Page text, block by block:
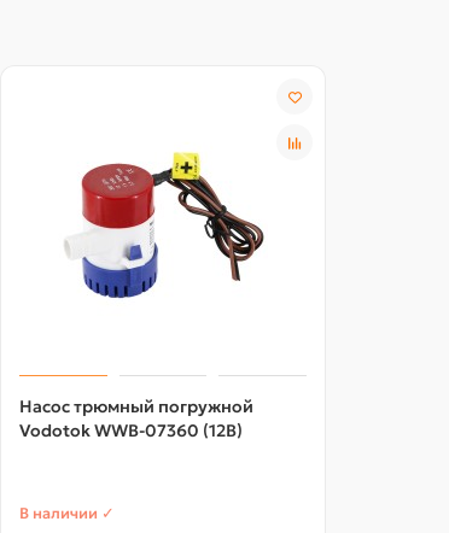
Насос трюмный погружной
Vodotok WWB-07360 (12В)
В наличии ✓